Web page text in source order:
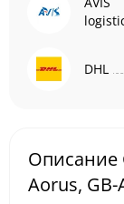
DHL
Описание
Aorus, GB-